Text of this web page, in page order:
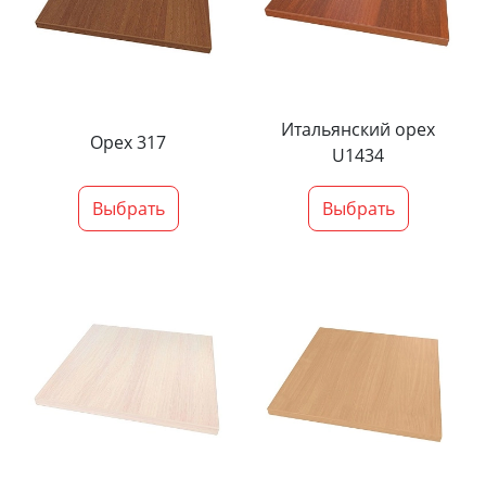
Орех 317
Выбрать
Итальянский орех
U1434
Выбрать